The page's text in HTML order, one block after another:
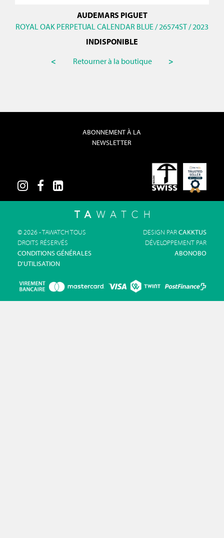
AUDEMARS PIGUET
ROYAL OAK PERPETUAL CALENDAR BLUE / 26574ST / 2023
INDISPONIBLE
<
Retourner à la boutique >
ABONNEMENT À LA
NEWSLETTER
© 2026 - TAWATCH TOUS
DROITS RÉSERVÉS
CONDITIONS GÉNÉRALES
D'UTILISATION
DESIGN PARCAKKTUS
DÉVELOPPEMENT PAR
ABONOBO